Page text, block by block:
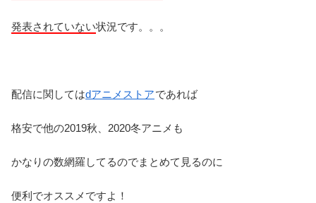
発表されていない状況です。。。
配信に関してはdアニメストアであれば
格安で他の2019秋、2020冬アニメも
かなりの数網羅してるのでまとめて見るのに
便利でオススメですよ！